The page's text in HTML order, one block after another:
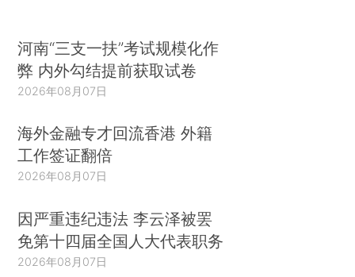
河南“三支一扶”考试规模化作
弊 内外勾结提前获取试卷
2026年08月07日
海外金融专才回流香港 外籍
工作签证翻倍
2026年08月07日
因严重违纪违法 李云泽被罢
免第十四届全国人大代表职务
2026年08月07日